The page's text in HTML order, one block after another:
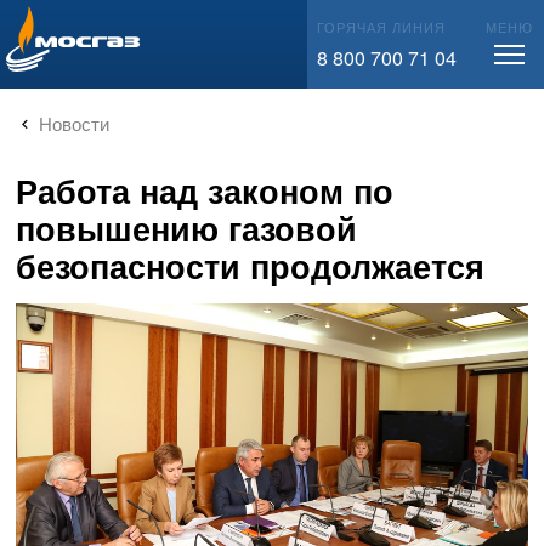
info@mos-gaz.ru ГОРЯЧАЯ ЛИНИЯ
8 800 700 71 04
МЕНЮ
Новости
Работа над законом по
повышению газовой
безопасности продолжается